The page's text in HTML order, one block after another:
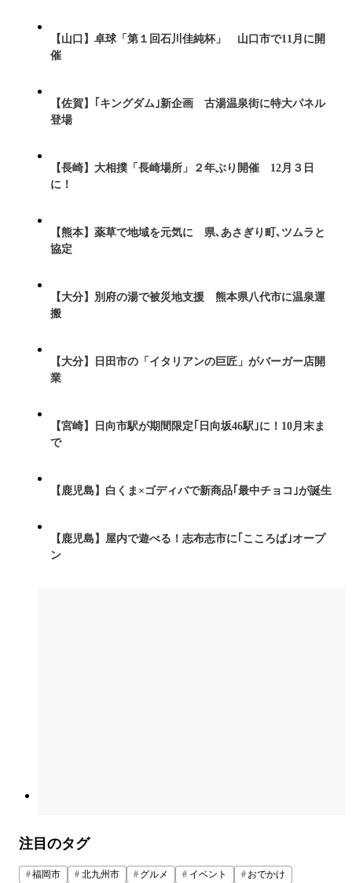
【山口】卓球「第１回石川佳純杯」 山口市で11月に開
催
【佐賀】｢キングダム｣新企画 古湯温泉街に特大パネル
登場
【長崎】大相撲「長崎場所」２年ぶり開催 12月３日
に！
【熊本】薬草で地域を元気に 県､あさぎり町､ツムラと
協定
【大分】別府の湯で被災地支援 熊本県八代市に温泉運
搬
【大分】日田市の「イタリアンの巨匠」がバーガー店開
業
【宮崎】日向市駅が期間限定｢日向坂46駅｣に！10月末ま
で
【鹿児島】白くま×ゴディバで新商品｢最中チョコ｣が誕生
【鹿児島】屋内で遊べる！志布志市に｢こころば｣オープ
ン
注目のタグ
福岡市 北九州市 グルメ イベント
おでかけ